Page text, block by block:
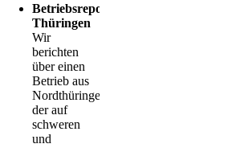
Betriebsreportage
Thüringen
Wir
berichten
über einen
Betrieb aus
Nordthüringen,
der auf
schweren
und